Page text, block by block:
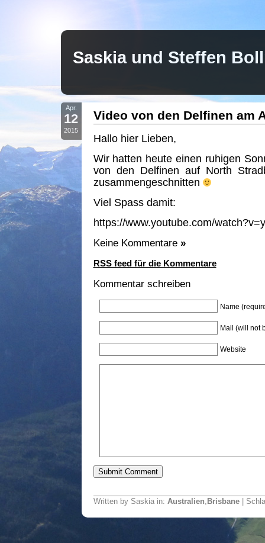
Saskia und Steffen
Apr.
12
2015
Video von den Delfinen am
Hallo hier Lieben,
Wir hatten heute einen ruhigen
von den Delfinen auf North
zusammengeschnitten
Viel Spass damit:
https://www.youtube.com/
Keine Kommentare »
RSS feed für die Kommentare
Kommentar schreiben
Name
Mail (will not
Website
Written by Saskia in: Australien, Brisbane|